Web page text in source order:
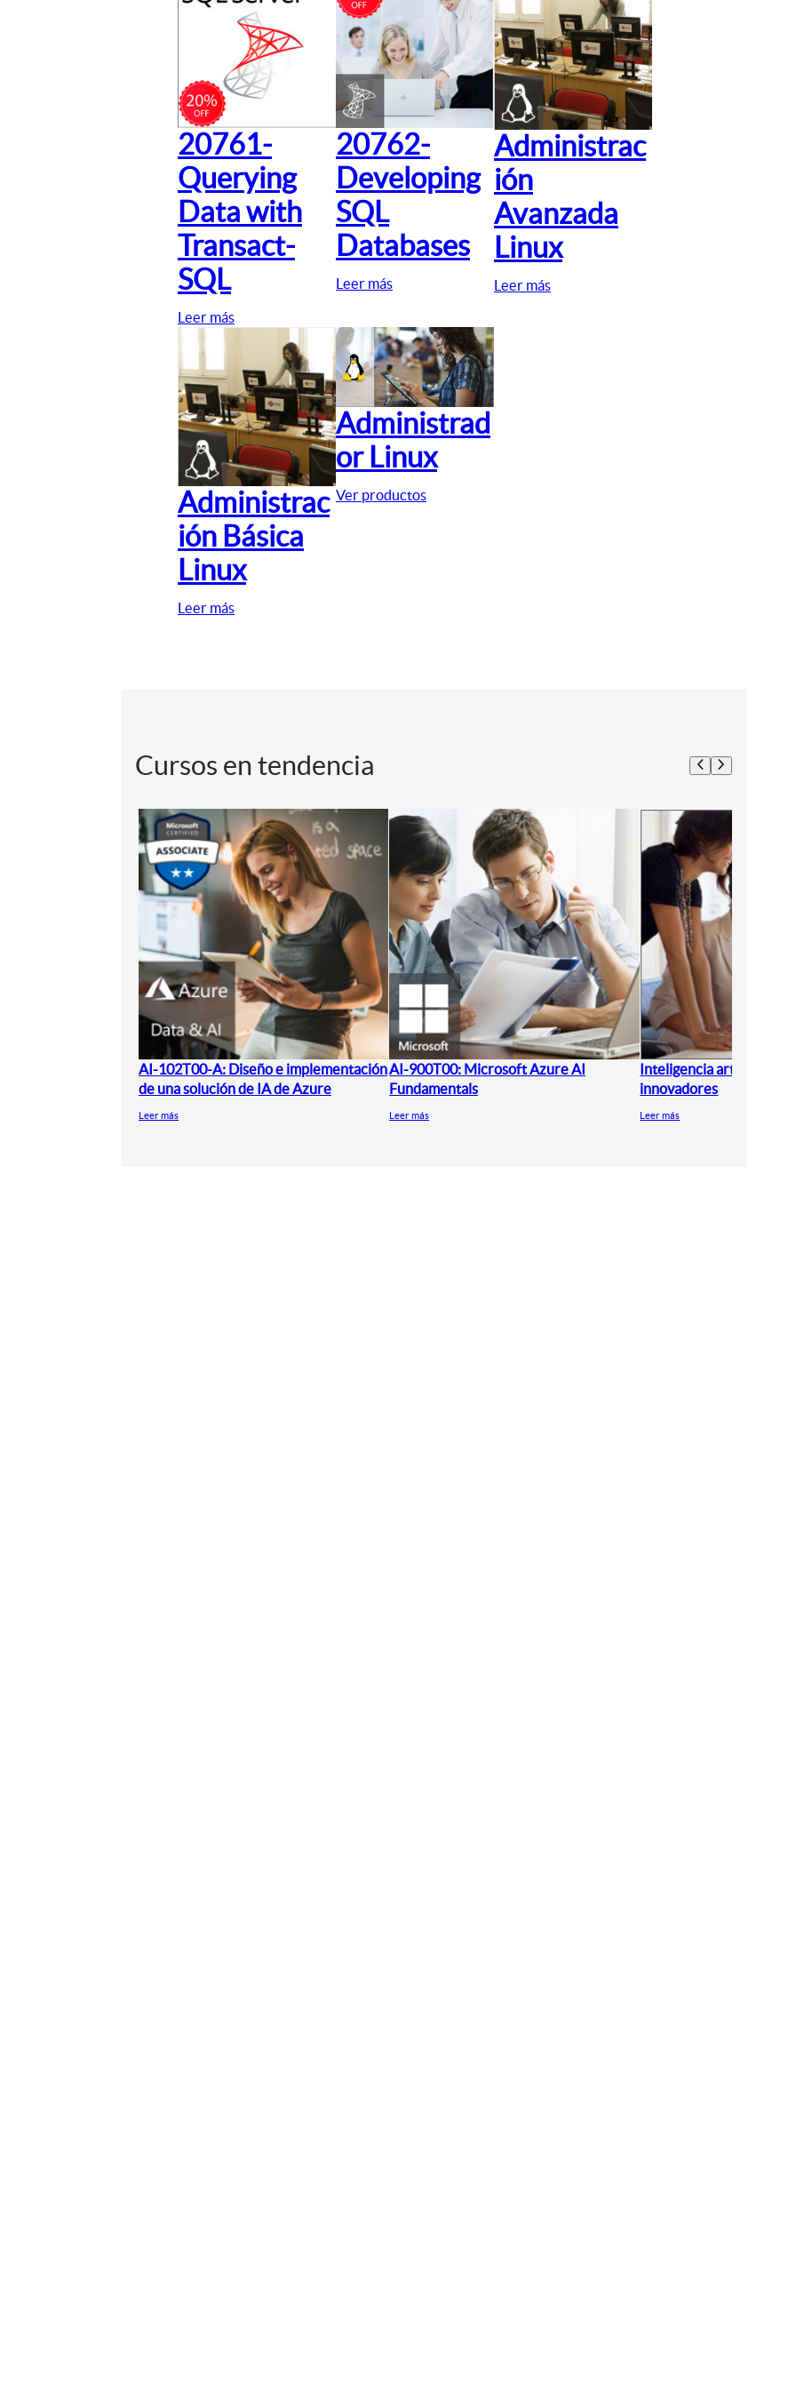
20761-
Querying
Data with
Transact-
SQL
Leer más
20762-
Developing
SQL
Databases
Leer más
Administrac
ión
Avanzada
Linux
Leer más
Administrac
ión Básica
Linux
Leer más
Administrad
or Linux
Ver productos
Cursos en tendencia
AI-102T00-A: Diseño e implementación
de una solución de IA de Azure
Leer más
AI-900T00: Microsoft Azure AI
Fundamentals
Leer más
Inteligencia artificial
innovadores
Leer más